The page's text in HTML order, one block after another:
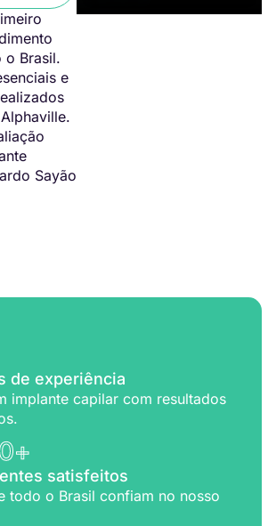
o Brasil.
e
Sayão
de experiência
implante capilar com resultados
+
satisfeitos
todo o Brasil confiam no nosso